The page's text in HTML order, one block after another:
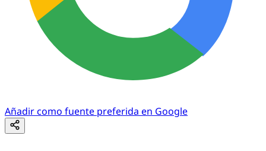
Añadir como fuente preferida en Google